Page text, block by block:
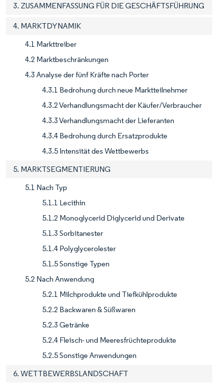
3. ZUSAMMENFASSUNG FÜR DIE GESCHÄFTSFÜHRUNG
4. MARKTDYNAMIK
4.1 Markttreiber
4.2 Marktbeschränkungen
4.3 Analyse der fünf Kräfte nach Porter
4.3.1 Bedrohung durch neue Marktteilnehmer
4.3.2 Verhandlungsmacht der Käufer/Verbraucher
4.3.3 Verhandlungsmacht der Lieferanten
4.3.4 Bedrohung durch Ersatzprodukte
4.3.5 Intensität des Wettbewerbs
5. MARKTSEGMENTIERUNG
5.1 Nach Typ
5.1.1 Lecithin
5.1.2 Monoglycerid Diglycerid und Derivate
5.1.3 Sorbitanester
5.1.4 Polyglycerolester
5.1.5 Sonstige Typen
5.2 Nach Anwendung
5.2.1 Milchprodukte und Tiefkühlprodukte
5.2.2 Backwaren & Süßwaren
5.2.3 Getränke
5.2.4 Fleisch- und Meeresfrüchteprodukte
5.2.5 Sonstige Anwendungen
6. WETTBEWERBSLANDSCHAFT